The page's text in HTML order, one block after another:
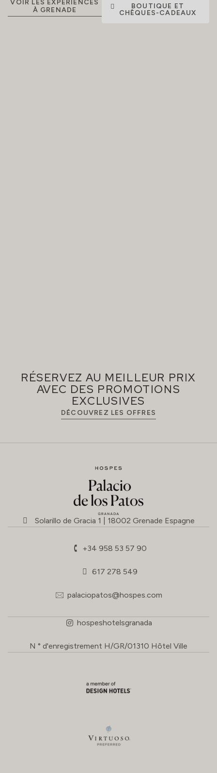
VOIR LES EXPÉRIENCES
À GRENADE
BOUTIQUE ET
CHÈQUES-CADEAUX
RÉSERVEZ AU MEILLEUR PRIX
AVEC DES PROMOTIONS
EXCLUSIVES
DÉCOUVREZ LES OFFRES
Solarillo de Gracia 1 | 18002 Grenade Espagne
+34 958 53 57 90
617 278 549
palaciopatos@hospes.com
hospeshotelsgranada
N ° d'enregistrement H/GR/01310 Hôtel Ville